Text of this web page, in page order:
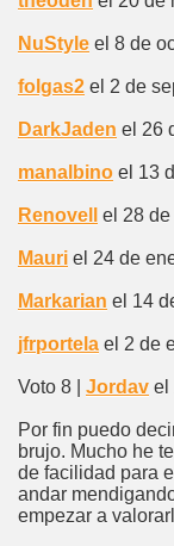
NuStyle el 8 de
folgas2 el 2 de
DarkJaden el 26
manalbino el 13
Renovell el 28
Mauri el 24 de
Markarian el 14
jfrportela el 2 de
Voto 8 | Jordav el
Por fin puedo
brujo. Mucho he
de facilidad para
andar
empezar a